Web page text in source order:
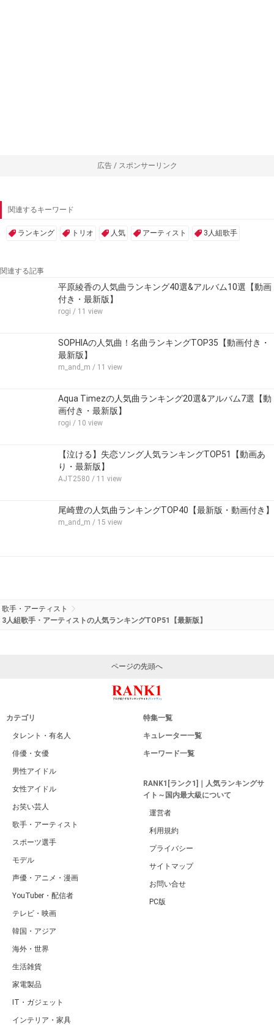
広告 / スポンサーリンク
関連するキーワード
ランキング トリオ 人気 アーティスト 3人組歌手
関連する記事
平原綾香の人気曲ランキング40選&アルバム10選【動画
付き・最新版】
rogi / 11 view
SOPHIAの人気曲！名曲ランキングTOP35【動画付き・
最新版】
m_and_m / 11 view
Aqua Timezの人気曲ランキング20選&アルバム7選【動
画付き・最新版】
rogi / 10 view
【泣ける】失恋ソング人気ランキングTOP51【動画あ
り・最新版】
AJT2580 / 11 view
尾崎豊の人気曲ランキングTOP40【最新版・動画付き】
m_and_m / 15 view
歌手・アーティスト
3人組歌手・アーティストの人気ランキングTOP51【最新版】
ページの先頭へ
カテゴリ
タレント・有名人
俳優・女優
男性アイドル
女性アイドル
お笑い芸人
歌手・アーティスト
スポーツ選手
モデル
声優・アニメ・漫画
YouTuber・配信者
テレビ・映画
韓国・アジア
海外・世界
生活雑貨
家電製品
IT・ガジェット
インテリア・家具
特集一覧
キュレーター一覧
キーワード一覧
RANK1[ランク1]｜人気ランキングサ
イト～国内最大級について
運営者
利用規約
プライバシー
サイトマップ
お問い合せ
PC版